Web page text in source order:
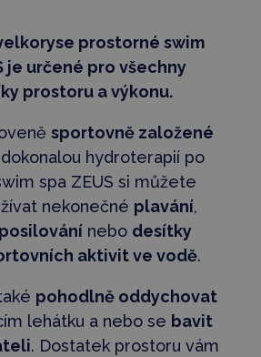
prostorné swim
je určené pro všechny
prostoru a výkonu.
sportovně založené
hydroterapií po
spa ZEUS si můžete
nekonečné plavání,
posilování nebo desítky
aktivit ve vodě.
pohodlně oddychovat
lehátku a nebo se bavit
. Dostatek prostoru vám